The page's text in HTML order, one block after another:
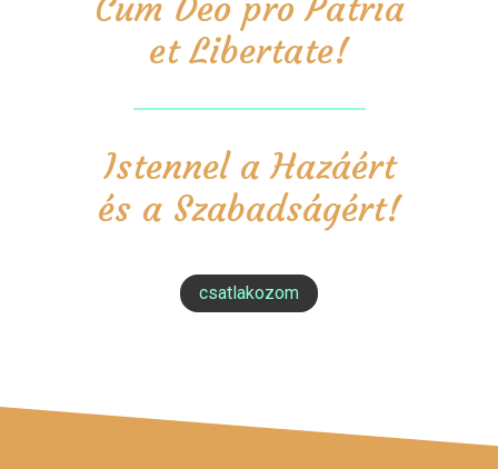
et Libertate!
Istennel a Hazáért
és a Szabadságért!
csatlakozom